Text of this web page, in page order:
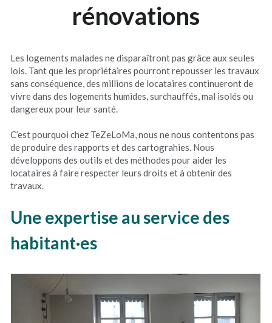
rénovations
Les logements malades ne disparaîtront pas grâce aux seules
lois. Tant que les propriétaires pourront repousser les travaux
sans conséquence, des millions de locataires continueront de
vivre dans des logements humides, surchauffés, mal isolés ou
dangereux pour leur santé.
C’est pourquoi chez TeZeLoMa, nous ne nous contentons pas
de produire des rapports et des cartograhies. Nous
développons des outils et des méthodes pour aider les
locataires à faire respecter leurs droits et à obtenir des
travaux.
Une expertise au service des
habitant·es